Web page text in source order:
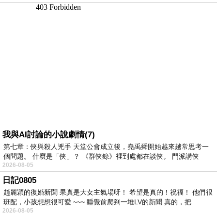
我與AI討論的小說劇情(7)
第七章：俠與殺人兇手 天堂公會成立後，堯禹舜開始越來越常思考一
個問題。 什麼是「俠」？ 《群俠錄》裡到處都在談俠。 門派講俠
2026-08-05
日記0805
趙麗穎的復婚新聞 果真是大女主氣場呀！ 希望是真的！祝福！ 他們很
班配，小孩想想很可愛 ~~~ 睡覺前爬到一堆LV的新聞 真的，把
2026-08-05